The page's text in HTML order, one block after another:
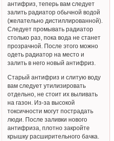
антифриз, теперь вам следует
залить радиатор обычной водой
(желательно дистиллированной).
Следует промывать радиатор
столько раз, пока вода не станет
прозрачной. После этого можно
одеть радиатор на место и
залить в него новый антифриз.
Старый антифриз и слитую воду
вам следует утилизировать
отдельно, не стоит их выливать
на газон. Из-за высокой
токсичности могут пострадать
люди. После заливки нового
антифриза, плотно закройте
крышку расширительного бачка.